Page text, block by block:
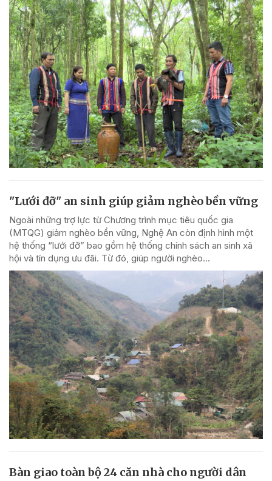
"Lưới đỡ" an sinh giúp giảm nghèo bền vững
Ngoài những trợ lực từ Chương trình mục tiêu quốc gia
(MTQG) giảm nghèo bền vững, Nghệ An còn định hình một
hệ thống “lưới đỡ” bao gồm hệ thống chính sách an sinh xã
hội và tín dụng ưu đãi. Từ đó, giúp người nghèo...
Bàn giao toàn bộ 24 căn nhà cho người dân